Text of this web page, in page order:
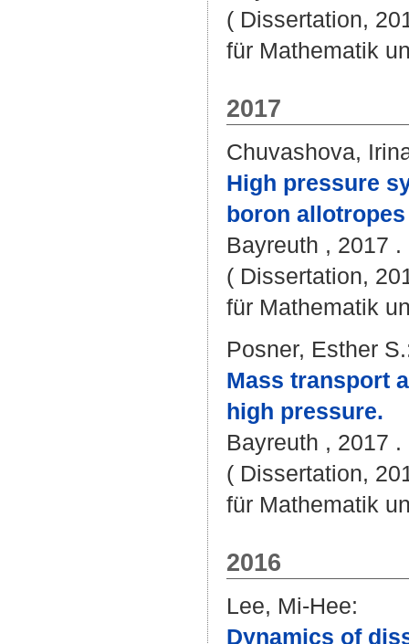
( Dissertation,
für Mathematik
2017
Chuvashova,
High pressure
boron
Bayreuth , 2017 .
( Dissertation,
für Mathematik
Posner, Esther S.
Mass transport
high pressure.
Bayreuth , 2017 .
( Dissertation,
für Mathematik
2016
Lee, Mi-Hee:
Dynamics of